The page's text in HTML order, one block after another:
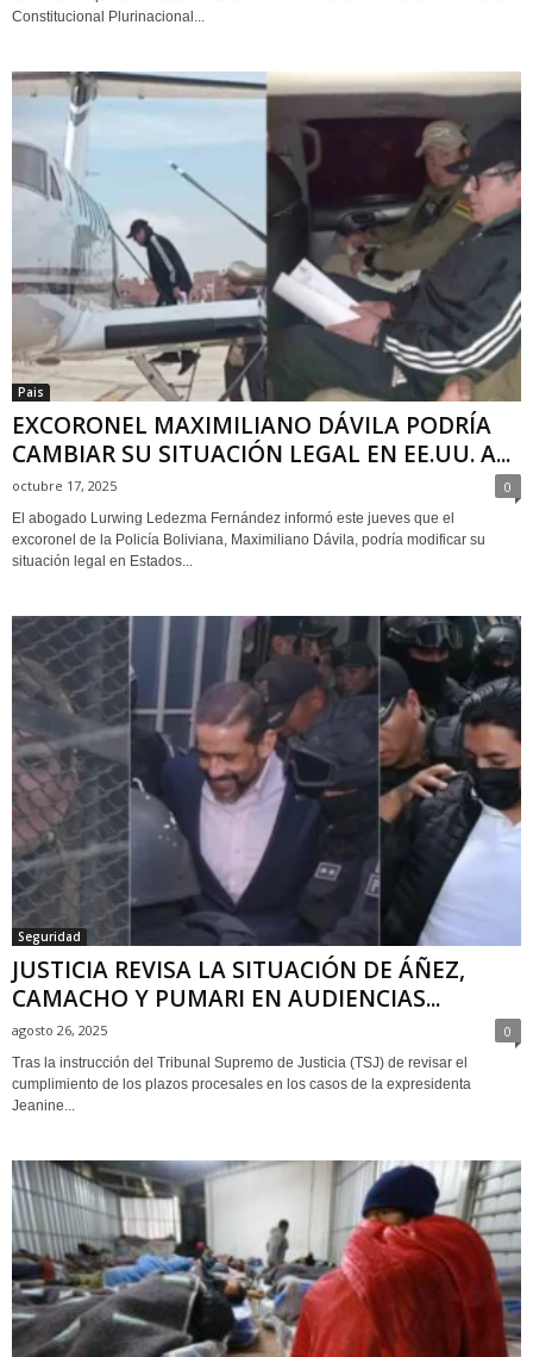
Constitucional Plurinacional...
Pais
EXCORONEL MAXIMILIANO DÁVILA PODRÍA
CAMBIAR SU SITUACIÓN LEGAL EN EE.UU. A...
octubre 17, 2025 0
El abogado Lurwing Ledezma Fernández informó este jueves que el
excoronel de la Policía Boliviana, Maximiliano Dávila, podría modificar su
situación legal en Estados...
Seguridad
JUSTICIA REVISA LA SITUACIÓN DE ÁÑEZ,
CAMACHO Y PUMARI EN AUDIENCIAS...
agosto 26, 2025 0
Tras la instrucción del Tribunal Supremo de Justicia (TSJ) de revisar el
cumplimiento de los plazos procesales en los casos de la expresidenta
Jeanine...